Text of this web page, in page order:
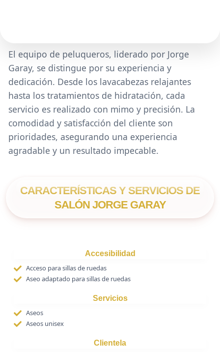
El equipo de peluqueros, liderado por Jorge
Garay, se distingue por su experiencia y
dedicación. Desde los lavacabezas relajantes
hasta los tratamientos de hidratación, cada
servicio es realizado con mimo y precisión. La
comodidad y satisfacción del cliente son
prioridades, asegurando una experiencia
agradable y un resultado impecable.
CARACTERÍSTICAS Y SERVICIOS DE
SALÓN JORGE GARAY
Accesibilidad
Acceso para sillas de ruedas
Aseo adaptado para sillas de ruedas
Servicios
Aseos
Aseos unisex
Clientela